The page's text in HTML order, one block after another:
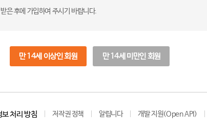
은 후에 가입하여 주시기 바랍니다.
만 14세 이상인 회원 만 14세 미만인 회원
보 처리 방침 저작권 정책 알립니다 개발 지원(Open API)